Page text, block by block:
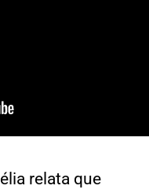
relata que